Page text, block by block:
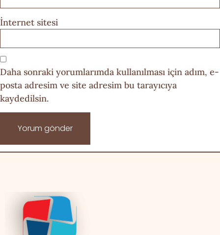
İnternet sitesi
Daha sonraki yorumlarımda kullanılması için adım, e-
posta adresim ve site adresim bu tarayıcıya
kaydedilsin.